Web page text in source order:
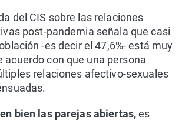
del CIS sobre las relaciones
post-pandemia señala que casi
-es decir el 47,6%- está muy
acuerdo con que una persona
relaciones afectivo-sexuales
bien las parejas abiertas,es